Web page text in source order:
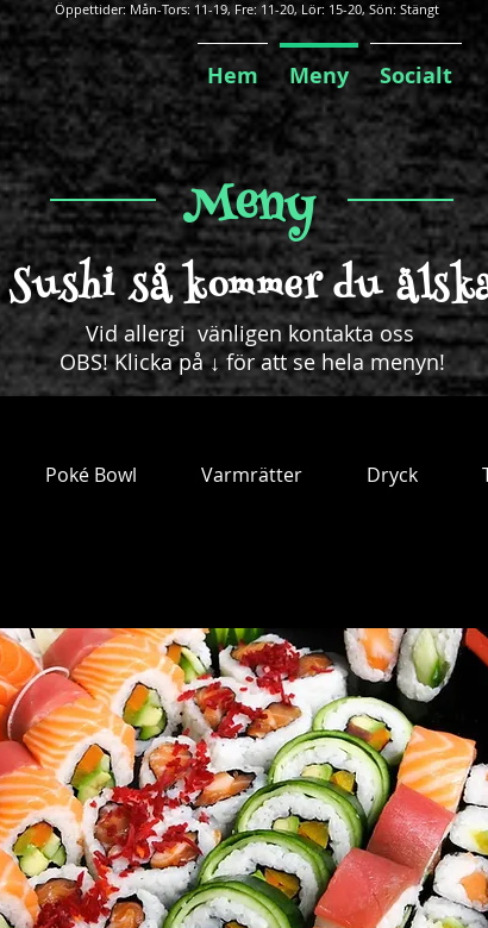
Öppettider: Mån-Tors: 11-19, Fre: 11-20, Lör: 15-20, Sön: Stängt
Hem Meny Socialt
Poké Bowl Varmrätter Dryck
Meny
så kommer du
Vid allergi vänligen kontakta oss
OBS! Klicka på ↓ för att se hela menyn!